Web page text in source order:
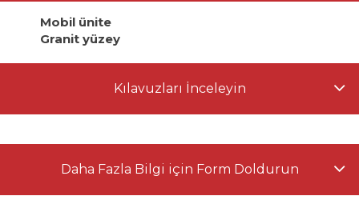
Mobil ünite
Granit yüzey
Kılavuzları İnceleyin
Daha Fazla Bilgi için Form Doldurun